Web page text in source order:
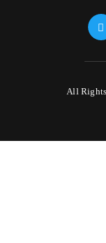
All Rights